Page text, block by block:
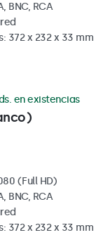
BNC, RCA
372 x 232 x 33 mm
en existencias
(Full HD)
BNC, RCA
372 x 232 x 33 mm